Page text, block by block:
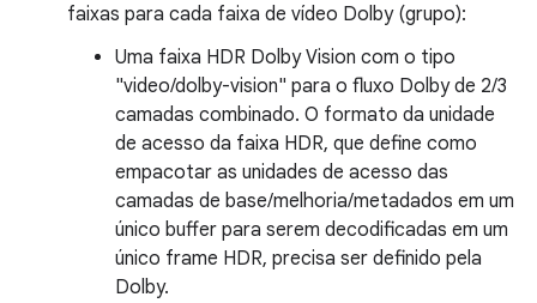
faixas para cada faixa de vídeo Dolby (grupo):
Uma faixa HDR Dolby Vision com o tipo
"video/dolby-vision" para o fluxo Dolby de 2/3
camadas combinado. O formato da unidade
de acesso da faixa HDR, que define como
empacotar as unidades de acesso das
camadas de base/melhoria/metadados em um
único buffer para serem decodificadas em um
único frame HDR, precisa ser definido pela
Dolby.